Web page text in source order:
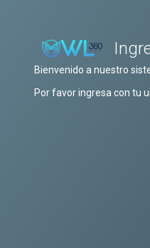
Bienvenido a nuestro
Por favor ingresa con tu